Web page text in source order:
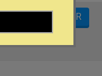
FILTRAR